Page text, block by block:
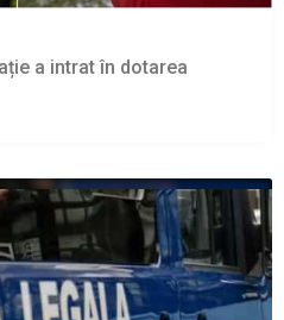
a intrat în dotarea